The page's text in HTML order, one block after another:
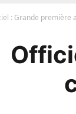
: Grande première